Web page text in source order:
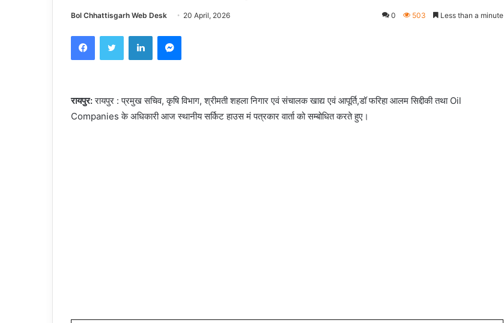
Bol Chhattisgarh Web Desk 20 April, 2026 0 503 Less than a minute
रायपुर:रायपुर : प्रमुख सचिव, कृषि विभाग, श्रीमती शहला निगार एवं संचालक खाद्य एवं आपूर्ति,डॉ फरिहा आलम सिद्दीकी तथा Oil
Companies के अधिकारी आज स्थानीय सर्किट हाउस मं पत्रकार वार्ता को सम्बोधित करते हुए।